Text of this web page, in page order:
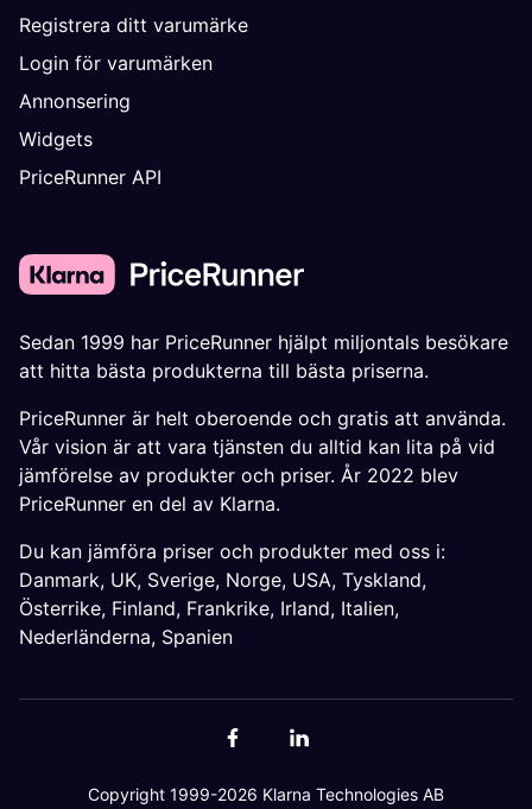
Registrera ditt varumärke
Login för varumärken
Annonsering
Widgets
PriceRunner API
Sedan 1999 har PriceRunner hjälpt miljontals besökare
att hitta bästa produkterna till bästa priserna.
PriceRunner är helt oberoende och gratis att använda.
Vår vision är att vara tjänsten du alltid kan lita på vid
jämförelse av produkter och priser. År 2022 blev
PriceRunner en del av Klarna.
Du kan jämföra priser och produkter med oss i:
Danmark, UK, Sverige, Norge, USA, Tyskland,
Österrike, Finland, Frankrike, Irland, Italien,
Nederländerna, Spanien
Copyright 1999-2026 Klarna Technologies AB